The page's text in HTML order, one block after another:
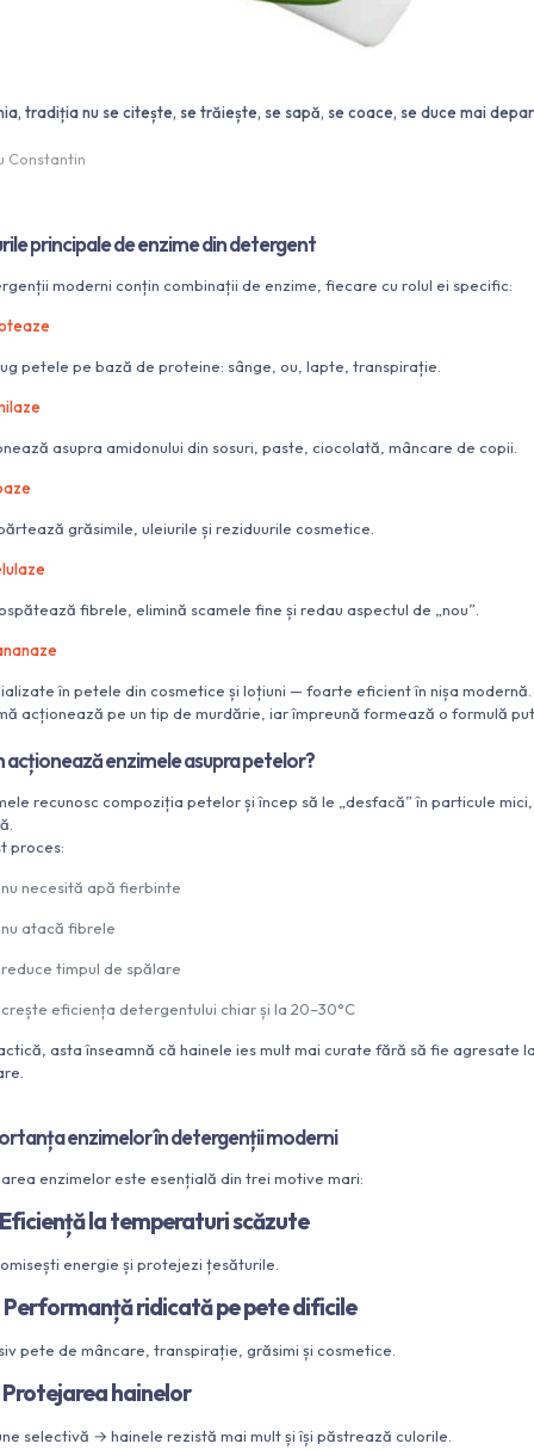
tradiția nu se citește, se trăiește, se sapă, se coace, se duce mai
Constantin
principale de enzime din detergent
moderni conțin combinații de enzime, fiecare cu rolul ei specific:
petele pe bază de proteine: sânge, ou, lapte, transpirație.
asupra amidonului din sosuri, paste, ciocolată, mâncare de copii.
grăsimile, uleiurile și reziduurile cosmetice.
fibrele, elimină scamele fine și redau aspectul de „nou”.
în petele din cosmetice și loțiuni — foarte eficient în nișa
acționează pe un tip de murdărie, iar împreună formează o formulă
acționează enzimele asupra petelor?
recunosc compoziția petelor și încep să le „desfacă” în particule
proces:
nu necesită apă fierbinte
nu atacă fibrele
reduce timpul de spălare
crește eficiența detergentului chiar și la 20–30°C
asta înseamnă că hainele ies mult mai curate fără să fie agresate
enzimelor în detergenții moderni
enzimelor este esențială din trei motive mari:
Eficiență la temperaturi scăzute
energie și protejezi țesăturile.
Performanță ridicată pe pete dificile
pete de mâncare, transpirație, grăsimi și cosmetice.
Protejarea hainelor
selectivă → hainele rezistă mai mult și își păstrează culorile.